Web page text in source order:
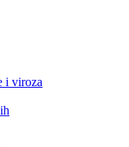
i viroza